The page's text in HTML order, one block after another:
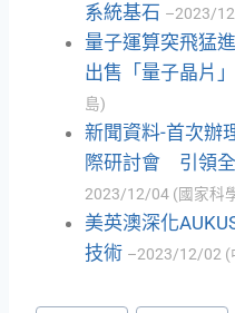
系統基石 –2023/
量子運算突飛猛
出售「量子晶片」
島)
新聞資料-首次辦
際研討會 引領
2023/12/04 (國家科
美英澳深化
技術 –2023/12/02 (